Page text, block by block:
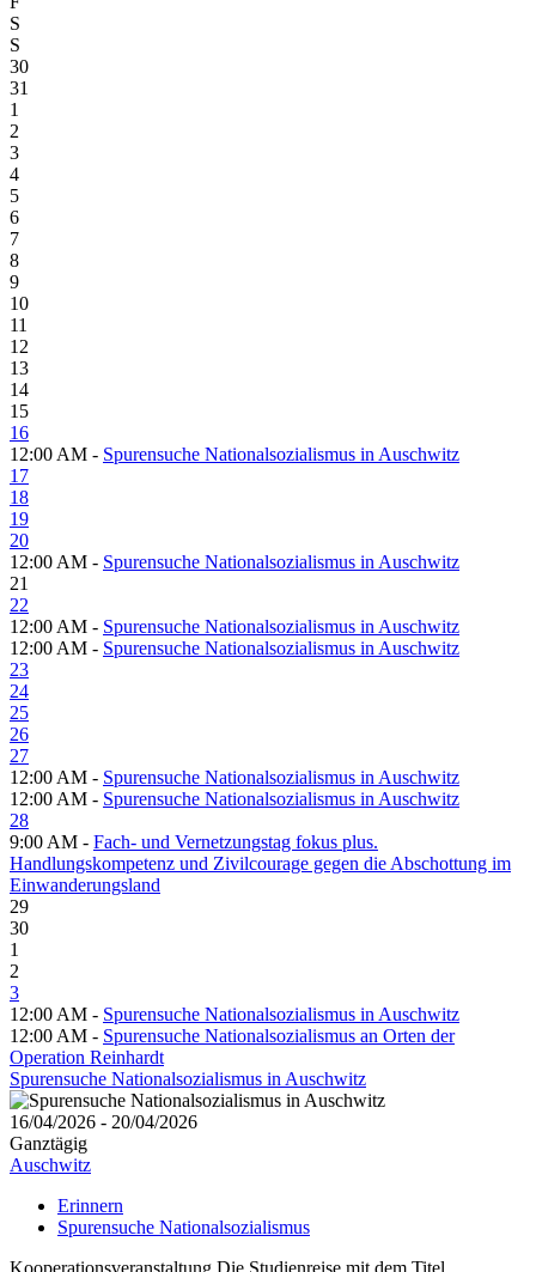
S
S
30
31
1
2
3
4
5
6
7
8
9
10
11
12
13
14
15
16
12:00 AM - Spurensuche Nationalsozialismus in Auschwitz
17
18
19
20
12:00 AM - Spurensuche Nationalsozialismus in Auschwitz
21
22
12:00 AM - Spurensuche Nationalsozialismus in Auschwitz
12:00 AM - Spurensuche Nationalsozialismus in Auschwitz
23
24
25
26
27
12:00 AM - Spurensuche Nationalsozialismus in Auschwitz
12:00 AM - Spurensuche Nationalsozialismus in Auschwitz
28
9:00 AM - Fach- und Vernetzungstag fokus plus.
Handlungskompetenz und Zivilcourage gegen die Abschottung im
Einwanderungsland
29
30
1
2
3
12:00 AM - Spurensuche Nationalsozialismus in Auschwitz
12:00 AM - Spurensuche Nationalsozialismus an Orten der
Operation Reinhardt
Spurensuche Nationalsozialismus in Auschwitz
16/04/2026 - 20/04/2026
Ganztägig
Auschwitz
Erinnern
Spurensuche Nationalsozialismus